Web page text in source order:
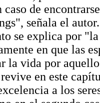
de
señala el
se explica por
en que las
la vida por
en este
a los